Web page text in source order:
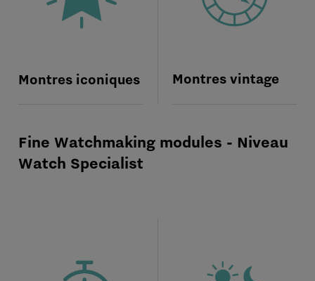
Montres iconiques Montres vintage
Fine Watchmaking modules - Niveau
Watch Specialist